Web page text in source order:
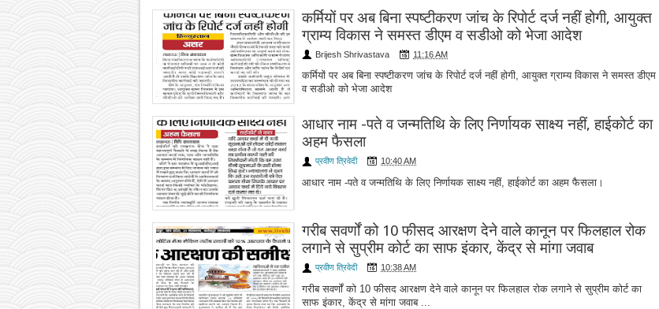
कर्मियों पर अब बिना स्पष्टीकरण जांच के रिपोर्ट दर्ज नहीं होगी, आयुक्त
ग्राम्य विकास ने समस्त डीएम व सडीओ को भेजा आदेश
Brijesh Shrivastava 11:16 AM
कर्मियों पर अब बिना स्पष्टीकरण जांच के रिपोर्ट दर्ज नहीं होगी, आयुक्त ग्राम्य विकास ने समस्त डीएम
व सडीओ को भेजा आदेश
आधार नाम -पते व जन्मतिथि के लिए निर्णायक साक्ष्य नहीं, हाईकोर्ट का
अहम फैसला
प्रवीण त्रिवेदी 10:40 AM
आधार नाम -पते व जन्मतिथि के लिए निर्णायक साक्ष्य नहीं, हाईकोर्ट का अहम फैसला।
गरीब सवर्णों को 10 फीसद आरक्षण देने वाले कानून पर फिलहाल रोक
लगाने से सुप्रीम कोर्ट का साफ इंकार, केंद्र से मांगा जवाब
प्रवीण त्रिवेदी 10:38 AM
गरीब सवर्णों को 10 फीसद आरक्षण देने वाले कानून पर फिलहाल रोक लगाने से सुप्रीम कोर्ट का
साफ इंकार, केंद्र से मांगा जवाब ...